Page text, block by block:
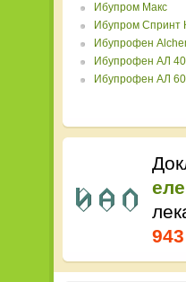
Ибупром Макс
Ибупром Спринт
Ибупрофен
Ибупрофен АЛ
Ибупрофен АЛ